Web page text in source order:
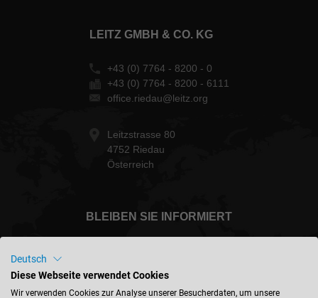
LEITZ GMBH & CO. KG
+43 (0) 7764 - 8200 - 0
+43 (0) 7764 - 8200 - 6111
office.riedau@leitz.org
Leitzstrasse 80
4752 Riedau
Österreich
BLEIBEN SIE INFORMIERT
Österreich - deutsch
Deutsch
Diese Webseite verwendet Cookies
Wir verwenden Cookies zur Analyse unserer Besucherdaten, um unsere